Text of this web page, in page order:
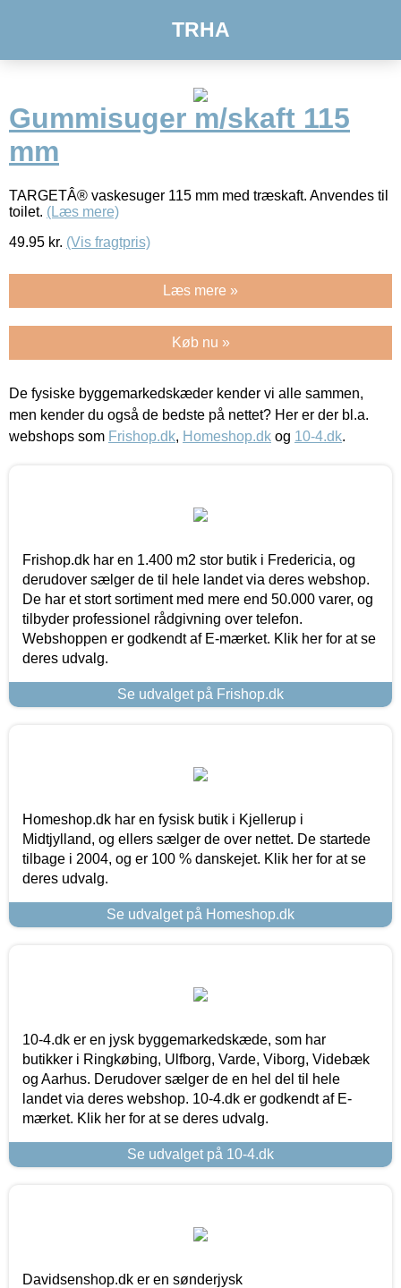
TRHA
Gummisuger m/skaft 115
mm
TARGETÂ® vaskesuger 115 mm med træskaft. Anvendes til
toilet. (Læs mere)
49.95 kr. (Vis fragtpris)
Læs mere »
Køb nu »
De fysiske byggemarkedskæder kender vi alle sammen,
men kender du også de bedste på nettet? Her er der bl.a.
webshops som Frishop.dk, Homeshop.dk og 10-4.dk.
Frishop.dk har en 1.400 m2 stor butik i Fredericia, og
derudover sælger de til hele landet via deres webshop.
De har et stort sortiment med mere end 50.000 varer, og
tilbyder professionel rådgivning over telefon.
Webshoppen er godkendt af E-mærket. Klik her for at se
deres udvalg.
Se udvalget på Frishop.dk
Homeshop.dk har en fysisk butik i Kjellerup i
Midtjylland, og ellers sælger de over nettet. De startede
tilbage i 2004, og er 100 % danskejet. Klik her for at se
deres udvalg.
Se udvalget på Homeshop.dk
10-4.dk er en jysk byggemarkedskæde, som har
butikker i Ringkøbing, Ulfborg, Varde, Viborg, Videbæk
og Aarhus. Derudover sælger de en hel del til hele
landet via deres webshop. 10-4.dk er godkendt af E-
mærket. Klik her for at se deres udvalg.
Se udvalget på 10-4.dk
Davidsenshop.dk er en sønderjysk